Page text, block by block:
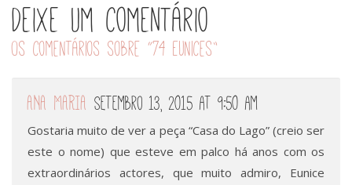
Deixe um comentário
Os comentários sobre “74 Eunices”
ANA MARIA Setembro 13, 2015 at 9:50 am
Gostaria muito de ver a peça “Casa do Lago” (creio ser
este o nome) que esteve em palco há anos com os
extraordinários actores, que muito admiro, Eunice